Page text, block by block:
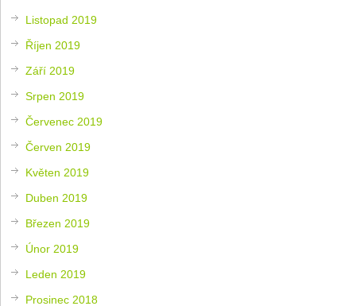
Listopad 2019
Říjen 2019
Září 2019
Srpen 2019
Červenec 2019
Červen 2019
Květen 2019
Duben 2019
Březen 2019
Únor 2019
Leden 2019
Prosinec 2018